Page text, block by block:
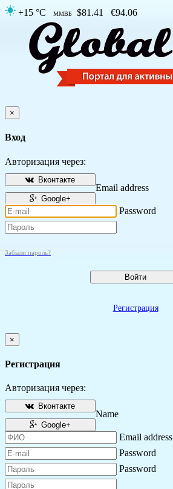
+15 °C ММВБ $81.41 €94.06
×
Вход
Авторизация через:
Вконтакте
Google+
Email address
Password
Забыли пароль?
Войти
Регистрация
×
Регистрация
Авторизация через:
Вконтакте
Google+
Name
Email address
Password
Password